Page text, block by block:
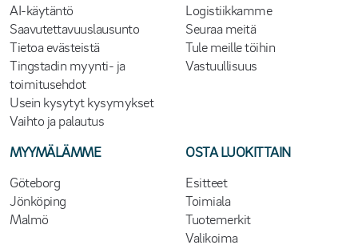
AI-käytäntö
Saavutettavuuslausunto
Tietoa evästeistä
Tingstadin myynti- ja
toimitusehdot
Usein kysytyt kysymykset
Vaihto ja palautus
Logistiikkamme
Seuraa meitä
Tule meille töihin
Vastuullisuus
MYYMÄLÄMME
Göteborg
Jönköping
Malmö
OSTA LUOKITTAIN
Esitteet
Toimiala
Tuotemerkit
Valikoima